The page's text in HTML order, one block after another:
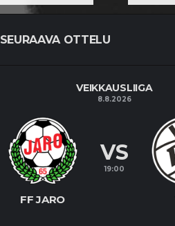
SEURAAVA OTTELU
VEIKKAUSLIIGA
8.8.2026
FF JARO
VS
19:00